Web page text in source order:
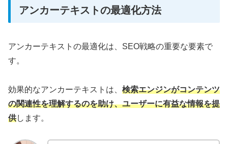
アンカーテキストの最適化方法
アンカーテキストの最適化は、SEO戦略の重要な要素で
す。
効果的なアンカーテキストは、 検索エンジンがコンテンツ
の関連性を理解するのを助け、ユーザーに有益な情報を提
供します。